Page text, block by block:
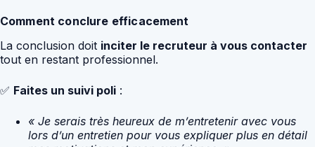
Comment conclure efficacement
La conclusion doit inciter le recruteur à vous contacter
tout en restant professionnel.
✅ Faites un suivi poli :
« Je serais très heureux de m’entretenir avec vous
lors d’un entretien pour vous expliquer plus en détail